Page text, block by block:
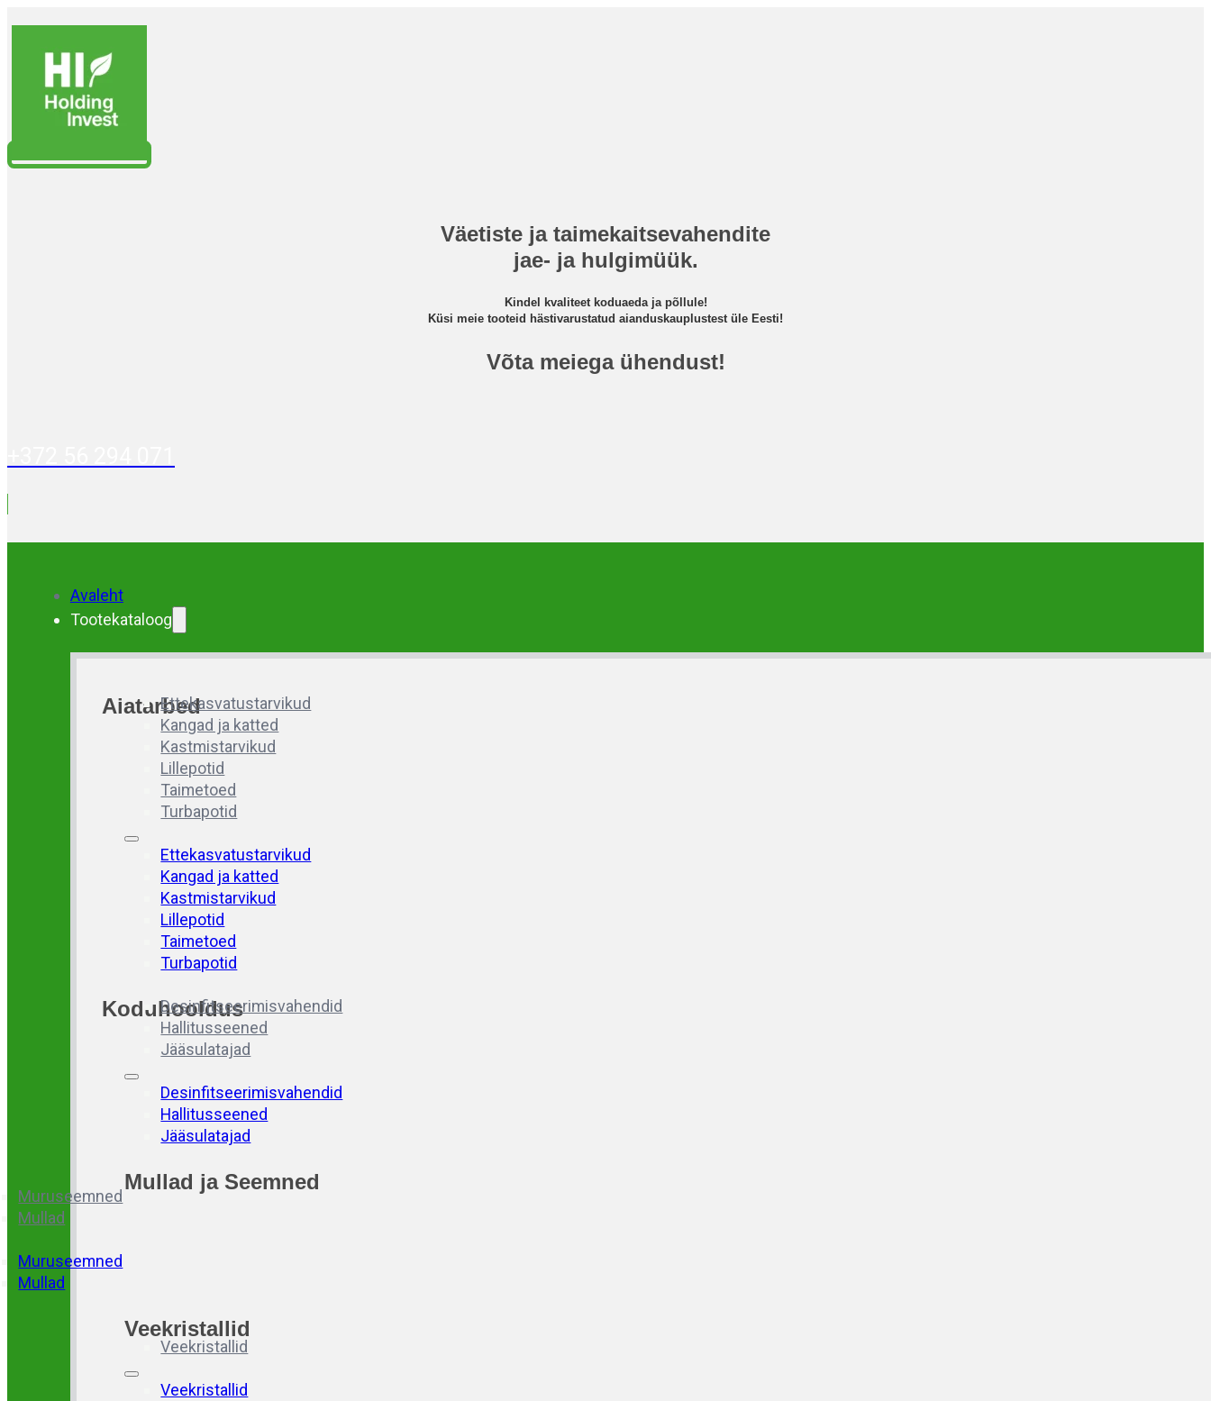
Väetiste ja taimekaitsevahendite
jae- ja hulgimüük.
Kindel kvaliteet koduaeda ja põllule!
Küsi meie tooteid hästivarustatud aianduskauplustest üle Eesti!
Võta meiega ühendust!
Avaleht
Tootekataloog
AiatarbedEttekasvatustarvikud
Kangad ja katted
Kastmistarvikud
Lillepotid
Taimetoed
Turbapotid
Ettekasvatustarvikud
Kangad ja katted
Kastmistarvikud
Lillepotid
Taimetoed
Turbapotid
Koduhooldus
Desinfitseerimisvahendid
Hallitusseened
Jääsulatajad
Desinfitseerimisvahendid
Hallitusseened
Jääsulatajad
Mullad ja Seemned
Muruseemned
Mullad
Muruseemned
Mullad
Veekristallid
Veekristallid
Veekristallid